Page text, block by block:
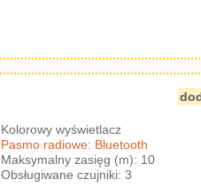
Kolorowy wyświetlacz
Pasmo radiowe: Bluetooth
Maksymalny zasięg (m): 10
Obsługiwane czujniki: 3